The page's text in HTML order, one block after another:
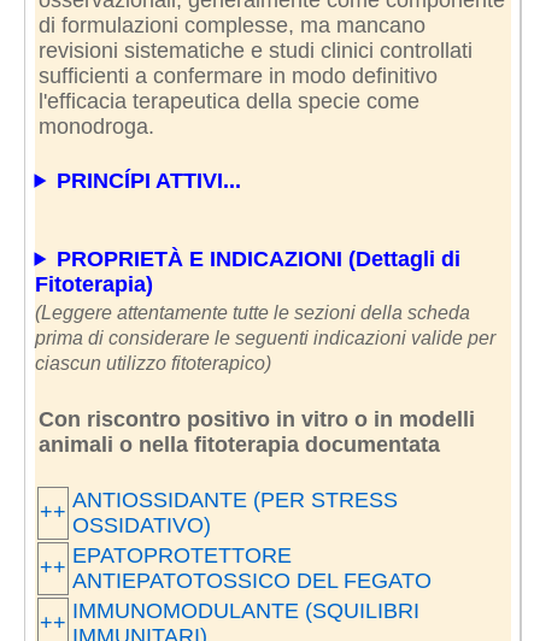
di formulazioni complesse, ma mancano
revisioni sistematiche e studi clinici controllati
sufficienti a confermare in modo definitivo
l'efficacia terapeutica della specie come
monodroga.
PRINCÍPI ATTIVI...
PROPRIETÀ E INDICAZIONI (Dettagli di
Fitoterapia)
(Leggere attentamente tutte le sezioni della scheda
prima di considerare le seguenti indicazioni valide per
ciascun utilizzo fitoterapico)
Con riscontro positivo in vitro o in modelli
animali o nella fitoterapia documentata
++ ANTIOSSIDANTE (PER STRESS
OSSIDATIVO)
++ EPATOPROTETTORE
ANTIEPATOTOSSICO DEL FEGATO
++ IMMUNOMODULANTE (SQUILIBRI
IMMUNITARI)